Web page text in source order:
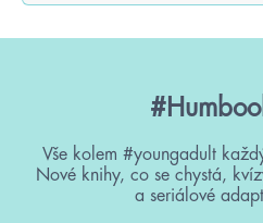
Vše kolem #youngadult
Nové knihy, co se chystá,
a seriálové